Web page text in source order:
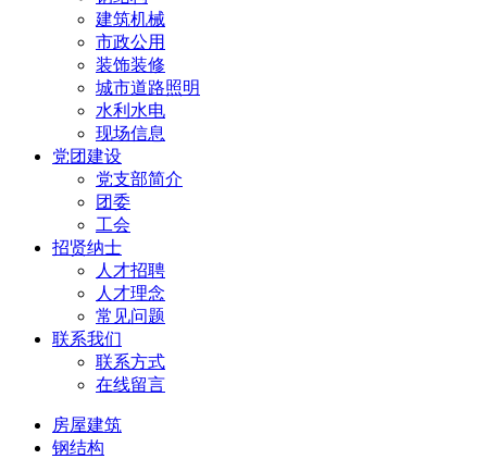
建筑机械
市政公用
装饰装修
城市道路照明
水利水电
现场信息
党团建设
党支部简介
团委
工会
招贤纳士
人才招聘
人才理念
常见问题
联系我们
联系方式
在线留言
房屋建筑
钢结构